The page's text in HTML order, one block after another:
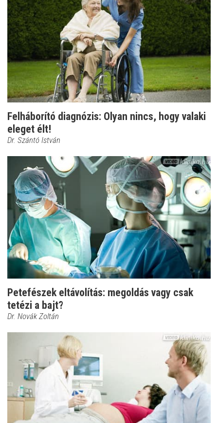
Felháborító diagnózis: Olyan nincs, hogy valaki
eleget élt!
Dr. Szántó István
Petefészek eltávolítás: megoldás vagy csak
tetézi a bajt?
Dr. Novák Zoltán